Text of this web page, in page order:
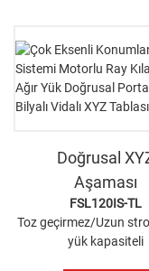
Doğrusal
Aşaması
FSL120IS-TL
Toz geçirmez/Uzun
yük kapasiteli